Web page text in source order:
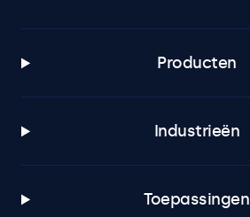
Producten
Industrieën
Toepassingen